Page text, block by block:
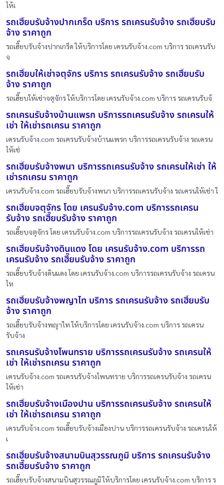
ให้เ
รถเฮี๊ยบรับจ้างปากเกร็ด บริการ รถเครนรับจ้าง รถเฮี๊ยบรับ
จ้าง ราคาถูก
รถเฮี๊ยบรับจ้างปากเกร็ด ให้บริการโดย เครนรับจ้าง.com บริการ รถเครนรับ
จ
รถเฮี๊ยบให้เช่าจตุจักร บริการ รถเครนรับจ้าง รถเฮี๊ยบรับ
จ้าง ราคาถูก
รถเฮี๊ยบให้เช่าจตุจักร ให้บริการโดย เครนรับจ้าง.com บริการ รถเครนรับจ้
รถเครนรับจ้างบ้านแพรก บริการรถเครนรับจ้าง รถเครนให้
เช่า ให้เช่ารถเครน ราคาถูก
เครนรับจ้าง.com รถเครนรับจ้างบ้านแพรก บริการรถเครนรับจ้าง รถเครน
ให้เช่
รถเฮี๊ยบรับจ้างพนา บริการรถเครนรับจ้าง รถเครนให้เช่า ให้
เช่ารถเครน ราคาถูก
เครนรับจ้าง.com รถเฮี๊ยบรับจ้างพนา บริการรถเครนรับจ้าง รถเครนให้เช่า ใ
รถเฮี๊ยบจตุจักร โดย เครนรับจ้าง.com บริการรถเครน
รับจ้าง รถเฮี๊ยบรับจ้าง ราคาถูก
รถเฮี๊ยบจตุจักร โดย เครนรับจ้าง.com บริการรถเครนรับจ้าง รถเครนให้เช่า
รถเฮี๊ยบรับจ้างดินแดง โดย เครนรับจ้าง.com บริการรถ
เครนรับจ้าง รถเฮี๊ยบรับจ้าง ราคาถูก
รถเฮี๊ยบรับจ้างดินแดง โดย เครนรับจ้าง.com บริการรถเครนรับจ้าง รถเครน
ให
รถเฮี๊ยบรับจ้างพญาไท บริการ รถเครนรับจ้าง รถเฮี๊ยบรับ
จ้าง ราคาถูก
รถเฮี๊ยบรับจ้างพญาไท ให้บริการโดย เครนรับจ้าง.com บริการ รถเครน
รับจ้าง
รถเครนรับจ้างโพนทราย บริการรถเครนรับจ้าง รถเครนให้
เช่า ให้เช่ารถเครน ราคาถูก
เครนรับจ้าง.com รถเครนรับจ้างโพนทราย บริการรถเครนรับจ้าง รถเครน
ให้เช่า
รถเฮี๊ยบรับจ้างเมืองปาน บริการรถเครนรับจ้าง รถเครนให้
เช่า ให้เช่ารถเครน ราคาถูก
เครนรับจ้าง.com รถเฮี๊ยบรับจ้างเมืองปาน บริการรถเครนรับจ้าง รถเครนให้
เ
รถเฮี๊ยบรับจ้างสนามบินสุวรรณภูมิ บริการ รถเครนรับจ้าง
รถเฮี๊ยบรับจ้าง ราคาถูก
รถเฮี๊ยบรับจ้างสนามบินสุวรรณภูมิ ให้บริการโดย เครนรับจ้าง.com บริการ ร